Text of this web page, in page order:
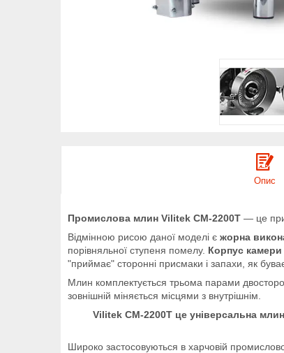
Опис
Промислова млин Vilitek CM-2200T — це
Відмінною рисою даної моделі є жорна
порівняльної ступеня помелу. Корпус камери
"приймає" сторонні присмаки і запахи, як
Млин комплектується трьома парами
зовнішній міняється місцями з внутрішнім.
Vilitek CM-2200T це універсальна
Широко застосовуються в харчовій